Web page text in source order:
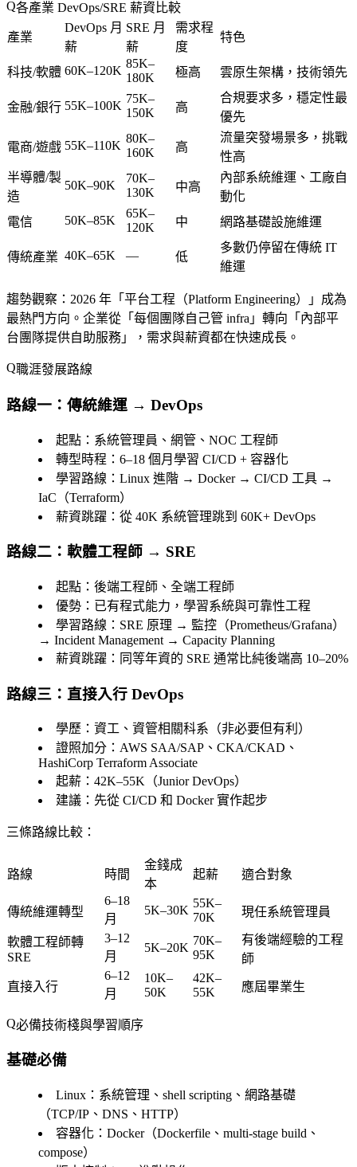
各產業 DevOps/SRE 薪資比較
產業
DevOps 月
薪
SRE 月
薪
需求程
度
特色
科技/軟體 60K–120K
85K–
180K
極高 雲原生架構，技術領先
金融/銀行 55K–100K
75K–
150K
高
合規要求多，穩定性最
優先
電商/遊戲 55K–110K
80K–
160K
高
流量突發場景多，挑戰
性高
半導體/製
造
50K–90K
70K–
130K
中高
內部系統維運、工廠自
動化
電信
50K–85K
65K–
120K
中 網路基礎設施維運
傳統產業 40K–65K — 低
多數仍停留在傳統 IT
維運
趨勢觀察 ：2026 年「平台工程（Platform Engineering）」成為
最熱門方向。企業從「每個團隊自己管 infra」轉向「內部平
台團隊提供自助服務」，需求與薪資都在快速成長。
職涯發展路線
路線一：傳統維運 → DevOps
起點 ：系統管理員、網管、NOC 工程師
轉型時程 ：6–18 個月學習 CI/CD + 容器化
學習路線 ：Linux 進階 → Docker → CI/CD 工具 →
IaC（Terraform）
薪資跳躍 ：從 40K 系統管理跳到 60K+ DevOps
路線二：軟體工程師 → SRE
起點 ：後端工程師、全端工程師
優勢 ：已有程式能力，學習系統與可靠性工程
學習路線 ：SRE 原理 → 監控（Prometheus/Grafana）
→ Incident Management → Capacity Planning
薪資跳躍 ：同等年資的 SRE 通常比純後端高 10–20%
路線三：直接入行 DevOps
學歷 ：資工、資管相關科系（非必要但有利）
證照加分 ：AWS SAA/SAP、CKA/CKAD、
HashiCorp Terraform Associate
起薪 ：42K–55K（Junior DevOps）
建議 ：先從 CI/CD 和 Docker 實作起步
三條路線比較：
路線 時間
金錢成
本
起薪 適合對象
傳統維運轉型
6–18
月
5K–30K
55K–
70K
現任系統管理員
軟體工程師轉
SRE
3–12
月
5K–20K
70K–
95K
有後端經驗的工程
師
直接入行
6–12
月
10K–
50K
42K–
55K
應屆畢業生
必備技術棧與學習順序
基礎必備
Linux ：系統管理、shell scripting、網路基礎
（TCP/IP、DNS、HTTP）
容器化 ：Docker（Dockerfile、multi-stage build、
compose）